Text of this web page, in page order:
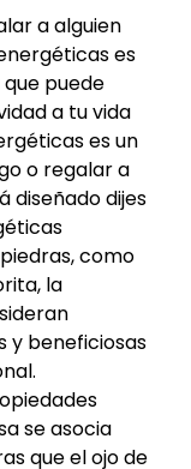
a alguien
es
puede
a tu vida
es un
o regalar a
diseñado dijes
como
la
y beneficiosas
se asocia
que el ojo de